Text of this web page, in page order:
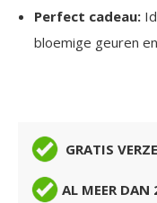
Perfect cadeau:
bloemige geuren
GRATIS
AL MEER DAN